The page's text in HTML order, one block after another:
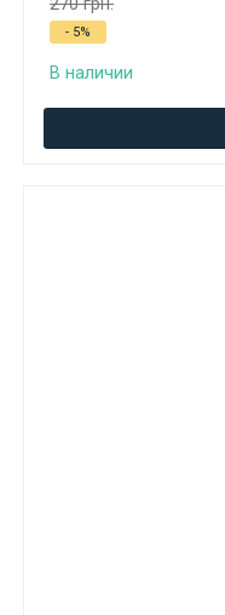
- 5%
В наличии